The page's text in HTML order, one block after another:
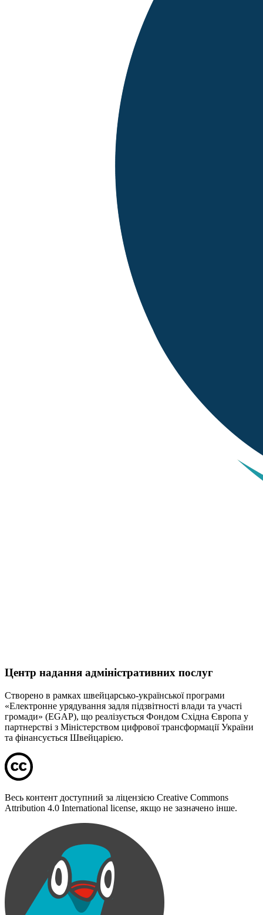
Центр надання адміністративних послуг
Створено в рамках швейцарсько-української програми
«Електронне урядування задля підзвітності влади та участі
громади» (EGAP), що реалізується Фондом Східна Європа у
партнерстві з Міністерством цифрової трансформації України
та фінансується Швейцарією.
Весь контент доступний за ліцензією Creative Commons
Attribution 4.0 International license, якщо не зазначено інше.